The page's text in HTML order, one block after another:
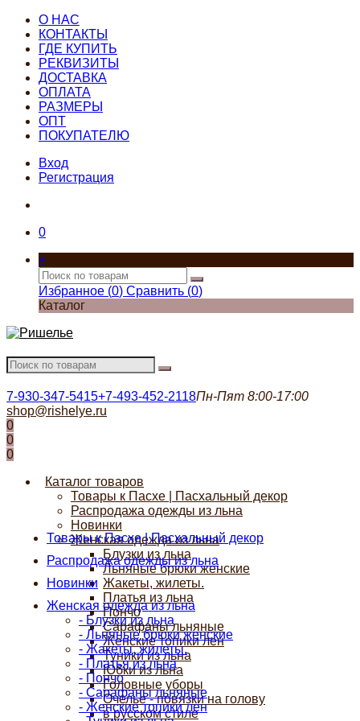
О НАС
КОНТАКТЫ
ГДЕ КУПИТЬ
РЕКВИЗИТЫ
ДОСТАВКА
ОПЛАТА
РАЗМЕРЫ
ОПТ
ПОКУПАТЕЛЮ
Вход
Регистрация
0
×
Избранное (0) Сравнить (0)
Каталог
7-930-347-5415+7-493-452-2118Пн-Пят 8:00-17:00
shop@rishelye.ru
0
0
0
Каталог товаров
Товары к Пасхе | Пасхальный декор
Распродажа одежды из льна
Новинки
Женская одежда из льна
Блузки из льна
Льняные брюки женские
Жакеты, жилеты.
Платья из льна
Пончо
Сарафаны льняные
Женские топики лен
Туники из льна
Юбки из льна
Головные уборы
Очелье - повязки на голову
в русском стиле
Товары к Пасхе | Пасхальный декор
Распродажа одежды из льна
Новинки
Женская одежда из льна
- Блузки из льна
- Льняные брюки женские
- Жакеты, жилеты.
- Платья из льна
- Пончо
- Сарафаны льняные
- Женские топики лен